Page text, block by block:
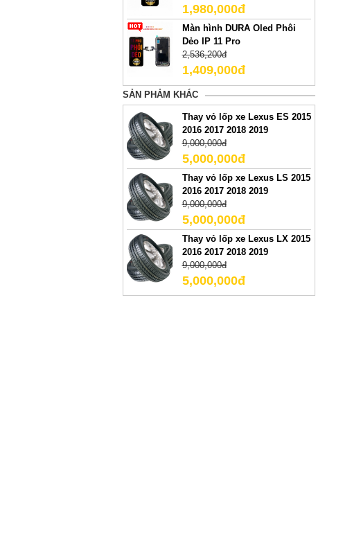
1,980,000đ
Màn hình DURA Oled Phôi
Dẻo IP 11 Pro
2,536,200đ
1,409,000đ
SẢN PHẢM KHÁC
Thay vỏ lốp xe Lexus ES 2015
2016 2017 2018 2019
9,000,000đ
5,000,000đ
Thay vỏ lốp xe Lexus LS 2015
2016 2017 2018 2019
9,000,000đ
5,000,000đ
Thay vỏ lốp xe Lexus LX 2015
2016 2017 2018 2019
9,000,000đ
5,000,000đ